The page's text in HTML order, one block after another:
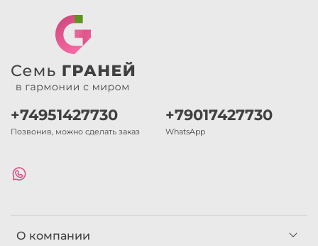
О компании
+74951427730
Позвонив, можно сделать заказ
+79017427730
WhatsApp